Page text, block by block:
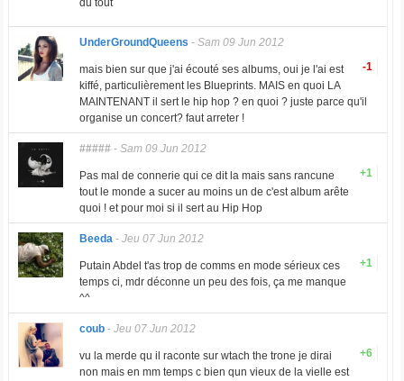
du tout
UnderGroundQueens - Sam 09 Jun 2012
-1
mais bien sur que j'ai écouté ses albums, oui je l'ai est
kiffé, particulièrement les Blueprints. MAIS en quoi LA
MAINTENANT il sert le hip hop ? en quoi ? juste parce qu'il
organise un concert? faut arreter !
#####- Sam 09 Jun 2012
+1
Pas mal de connerie qui ce dit la mais sans rancune
tout le monde a sucer au moins un de c'est album arête
quoi ! et pour moi si il sert au Hip Hop
Beeda- Jeu 07 Jun 2012
+1
Putain Abdel t'as trop de comms en mode sérieux ces
temps ci, mdr déconne un peu des fois, ça me manque
^^
coub- Jeu 07 Jun 2012
+6
vu la merde qu il raconte sur wtach the trone je dirai
non mais en mm temps c bien qun vieux de la vielle est